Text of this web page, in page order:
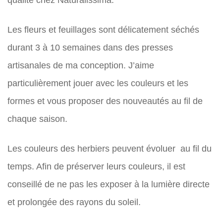
Les fleurs et feuillages sont délicatement séchés
durant 3 à 10 semaines dans des presses
artisanales de ma conception. J’aime
particulièrement jouer avec les couleurs et les
formes et vous proposer des nouveautés au fil de
chaque saison.
Les couleurs des herbiers peuvent évoluer au fil du
temps. Afin de préserver leurs couleurs, il est
conseillé de ne pas les exposer à la lumière directe
et prolongée des rayons du soleil.